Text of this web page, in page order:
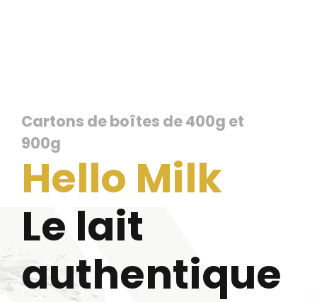
Cartons de boîtes de 400g et
900g
Hello Milk
Le lait
authentique